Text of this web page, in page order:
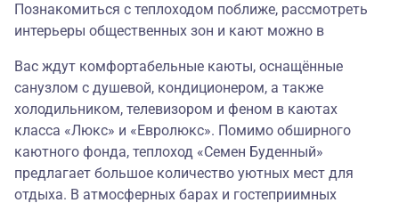
Познакомиться с теплоходом поближе, рассмотреть
интерьеры общественных зон и кают можно в
Вас ждут комфортабельные каюты, оснащённые
санузлом с душевой, кондиционером, а также
холодильником, телевизором и феном в каютах
класса «Люкс» и «Евролюкс». Помимо обширного
каютного фонда, теплоход «Семен Буденный»
предлагает большое количество уютных мест для
отдыха. В атмосферных барах и гостеприимных